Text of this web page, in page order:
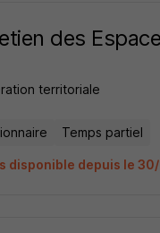
des
territoriale
Temps partiel
disponible depuis le